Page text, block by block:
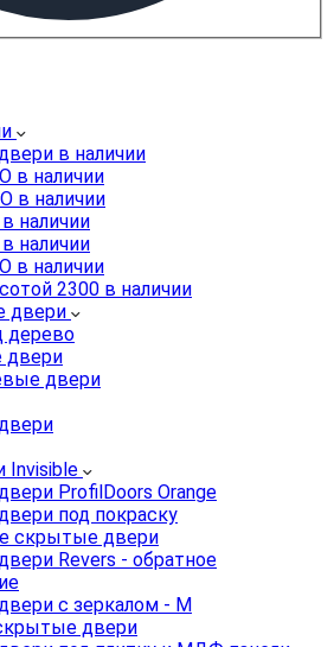
в наличии
в наличии
в наличии
наличии
наличии
в наличии
2300 в наличии
двери
дерево
двери
двери
Invisible
ProfilDoors Orange
под покраску
скрытые двери
Revers - обратное
с зеркалом - M
двери